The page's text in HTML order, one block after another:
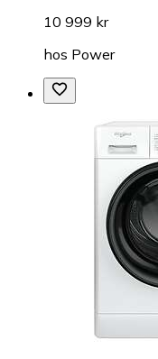
10 999 kr
hos Power